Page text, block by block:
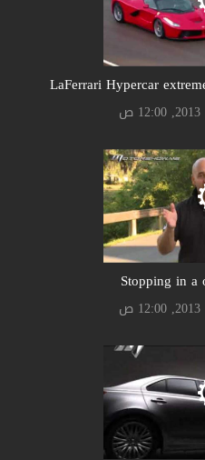
LaFerrari Hypercar
Stopping in a